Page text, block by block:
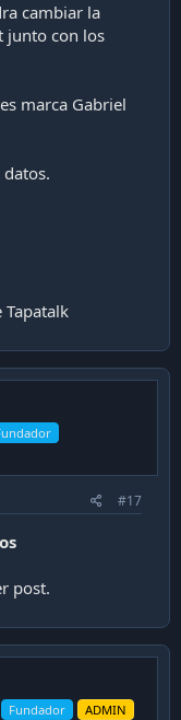
cambiar la
junto con los
marca Gabriel
Tapatalk
#17
post.
Fundador ADMIN